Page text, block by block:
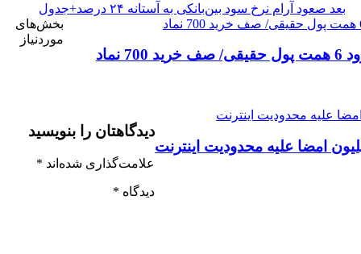
بعد صعود آرام نرخ سود بین‌بانکی به آستانه ۲۴ درصد+جدول
امضا علیه محدودیت اینترنت
دیدگاهتان را بنویسید
بخش‌های
موردنیاز
علامت‌گذاری شده‌اند *
دیدگاه *